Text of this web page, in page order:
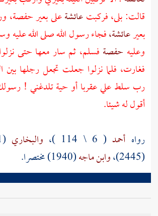
قالت: بلى، فركبتعائشةعلى بعيرحفصة،
بعيرعائشة،فجاء رسول الله صلى الله عليه
وعليه حفصة فسلم، ثم سار معها حتى
فغارت، فلما نزلوا جعلت تجعل رجلها بين
رب سلط علي عقربا أو حية تلدغني !
أقول له شيئا.
رواه أحمد ( 6 \ 114 )، والبخاري (5211)،
(2445)،
وابن ماجه(1940) مختصرا.